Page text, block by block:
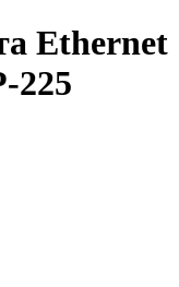
Ethernet
225